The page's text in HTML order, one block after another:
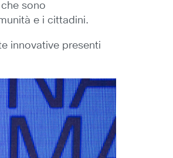
sono
e i cittadini.
innovative presenti